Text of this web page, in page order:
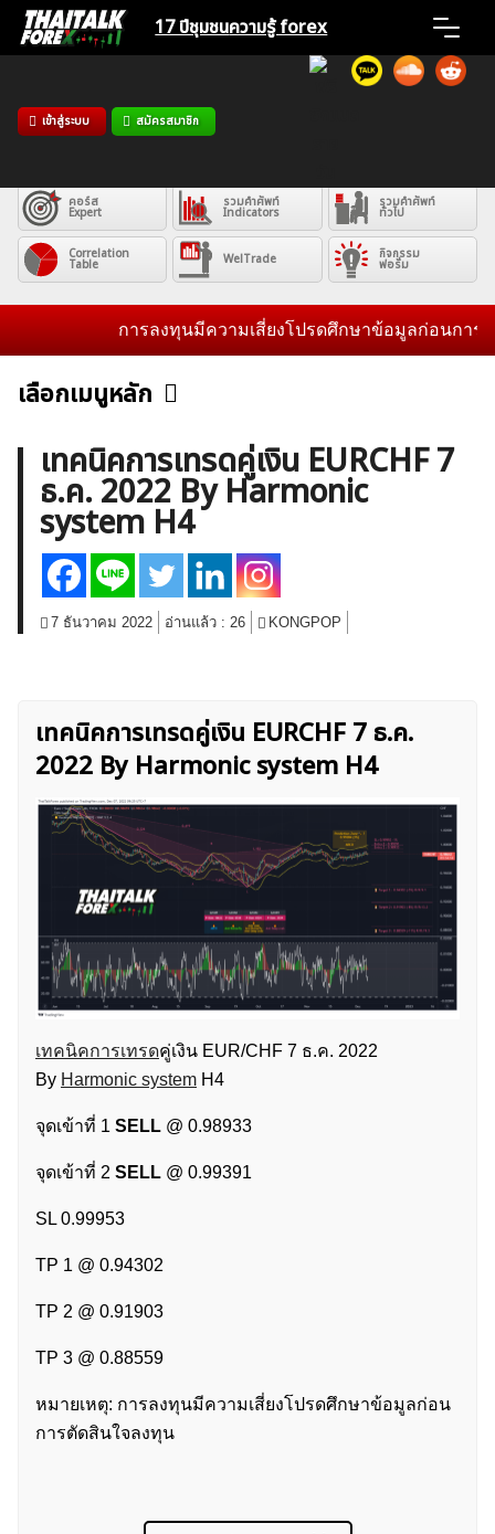
Skip
17 ปีชุมชนความรู้ forex
เข้าสู่ระบบ สมัครสมาชิก
Articles
VPS Register
ค้นหา
สำหรับ:
คอร์ส
Expert
รวมคำศัพท์
Indicators
รวมคำศัพท์
ทั่วไป
Correlation
Table WelTrade กิจกรรม
ฟอรั่ม
การลงทุนมีความเสี่ยงโปรดศึกษาข้อมูลก่อนการตั
เลือกเมนูหลัก
ข่าวฟอเร็กซ์และสกุลเงิน คริปโตเคอร์เรนซี
ฟรีซิกแนล รายวัน
บทวิเคราะห์
เศรษฐกิจทั่วไป ดัชนี-หุ้น
พันธบัตร
สินค้าโภคภัณฑ์
โบรกเกอร์ FX
กองทุน Forex
ฟรี EA
เทคนิคการเทรดคู่เงิน EURCHF 7
ธ.ค. 2022 By Harmonic
system H4
7 ธันวาคม 2022 อ่านแล้ว : 26 KONGPOP
เทคนิคการเทรดคู่เงิน EURCHF 7 ธ.ค.
2022 By Harmonic system H4
เทคนิคการเทรดคู่เงิน EUR/CHF 7 ธ.ค. 2022
By Harmonic system H4
จุดเข้าที่ 1 SELL @ 0.98933
จุดเข้าที่ 2 SELL @ 0.99391
SL 0.99953
TP 1 @ 0.94302
TP 2 @ 0.91903
TP 3 @ 0.88559
หมายเหตุ: การลงทุนมีความเสี่ยงโปรดศึกษาข้อมูลก่อน
การตัดสินใจลงทุน